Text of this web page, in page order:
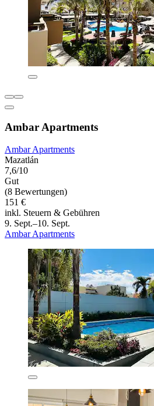
Ambar Apartments
Ambar Apartments
Mazatlán
7,6/10
Gut
(8 Bewertungen)
151 €
inkl. Steuern & Gebühren
9. Sept.–10. Sept.
Ambar Apartments